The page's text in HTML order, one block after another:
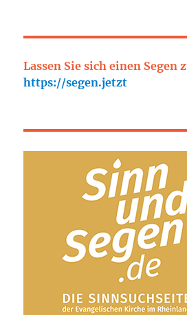
Lassen Sie sich einen Segen
https://segen.jetzt